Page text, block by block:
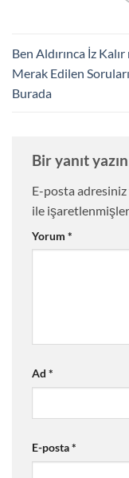
Ben Aldırınca İz Kalır
Merak Edilen
Burada
Bir yanıt yazın
E-posta adresiniz
ile
Yorum *
Ad *
E-posta*